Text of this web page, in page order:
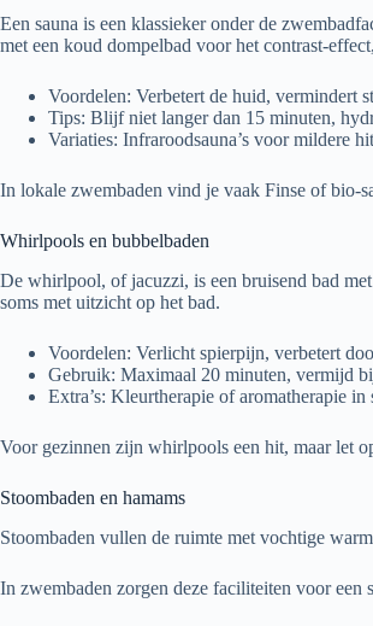
Een sauna is een klassieker onder de
met een koud dompelbad voor het contrast-
Voordelen: Verbetert de huid, vermindert
Tips: Blijf niet langer dan 15 minuten,
Variaties: Infraroodsauna’s voor mildere
In lokale zwembaden vind je vaak Finse of bio-
Whirlpools en bubbelbaden
De whirlpool, of jacuzzi, is een bruisend bad
soms met uitzicht op het bad.
Voordelen: Verlicht spierpijn, verbetert
Gebruik: Maximaal 20 minuten, vermijd
Extra’s: Kleurtherapie of aromatherapie in
Voor gezinnen zijn whirlpools een hit, maar let
Stoombaden en hamams
Stoombaden vullen de ruimte met vochtige
In zwembaden zorgen deze faciliteiten voor een